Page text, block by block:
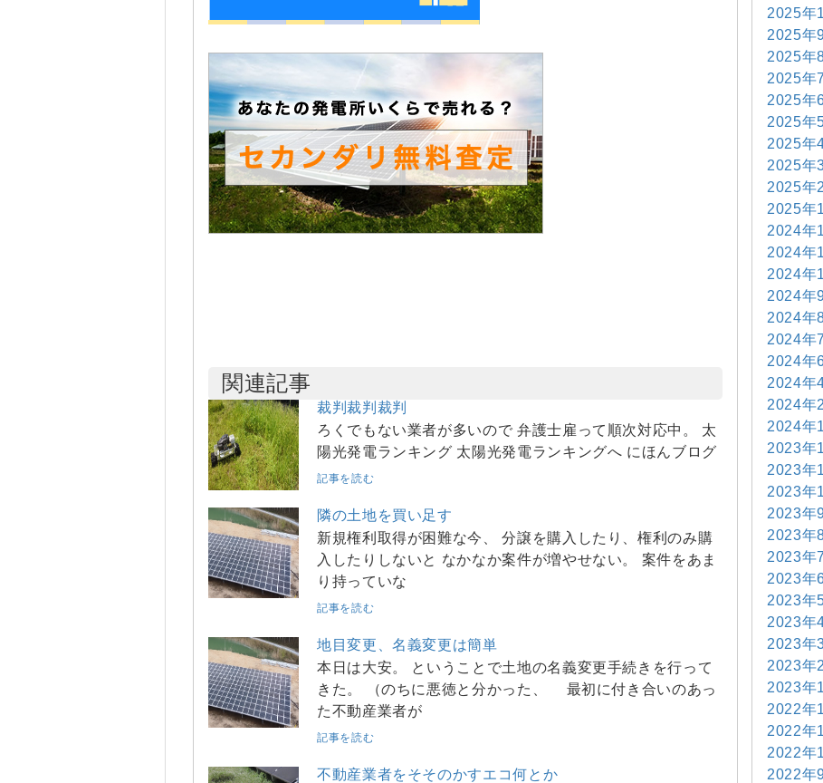
関連記事
裁判裁判裁判
ろくでもない業者が多いので 弁護士雇って順次対応中。 太
陽光発電ランキング 太陽光発電ランキングへ にほんブログ
記事を読む
隣の土地を買い足す
新規権利取得が困難な今、 分譲を購入したり、権利のみ購
入したりしないと なかなか案件が増やせない。 案件をあま
り持っていな
記事を読む
地目変更、名義変更は簡単
本日は大安。 ということで土地の名義変更手続きを行って
きた。 （のちに悪徳と分かった、 最初に付き合いのあっ
た不動産業者が
記事を読む
不動産業者をそそのかすエコ何とか
2025年
2025年
2025年
2025年
2025年
2025年
2025年
2025年
2025年
2025年
2024年
2024年
2024年
2024年
2024年
2024年
2024年
2024年
2024年
2024年
2023年
2023年
2023年
2023年
2023年
2023年
2023年
2023年
2023年
2023年
2023年
2023年
2022年
2022年
2022年
2022年